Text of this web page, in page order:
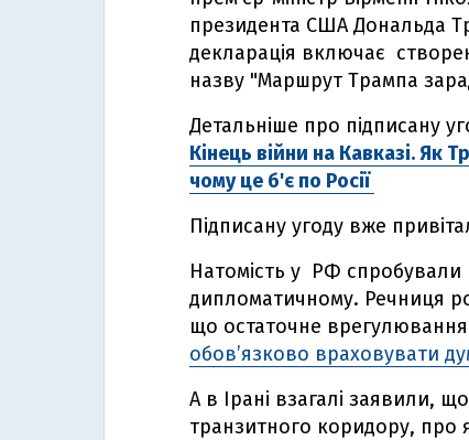
президента США Дональда
декларація включає
назву "Маршрут Трампа
Детальніше про підписану
Кінець війни на Кавказі. Як
чому це б'є по Росії
Підписану угоду вже
Натомість у РФ
дипломатичному. Речниця
що остаточне
обовʼязково враховувати
А в Ірані взагалі заявили,
транзитного коридору, про